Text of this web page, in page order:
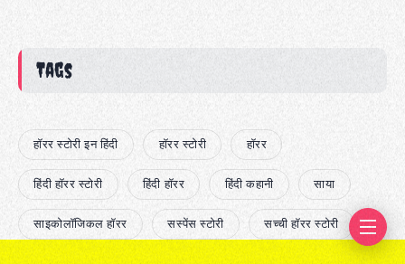
Tags
हॉरर स्टोरी इन हिंदी हॉरर स्टोरी हॉरर
हिंदी हॉरर स्टोरी हिंदी हॉरर हिंदी कहानी साया
साइकोलॉजिकल हॉरर सस्पेंस स्टोरी सच्ची हॉरर स्टोरी